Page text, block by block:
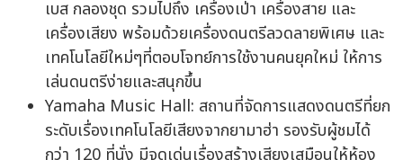
เบส กลองชุด รวมไปถึง เครื่องเป่า เครื่องสาย และ
เครื่องเสียง พร้อมด้วยเครื่องดนตรีลวดลายพิเศษ และ
เทคโนโลยีใหม่ๆที่ตอบโจทย์การใช้งานคนยุคใหม่ ให้การ
เล่นดนตรีง่ายและสนุกขึ้น
Yamaha Music Hall: สถานที่จัดการแสดงดนตรีที่ยก
ระดับเรื่องเทคโนโลยีเสียงจากยามาฮ่า รองรับผู้ชมได้
กว่า 120 ที่นั่ง มีจุดเด่นเรื่องสร้างเสียงเสมือนให้ห้อง